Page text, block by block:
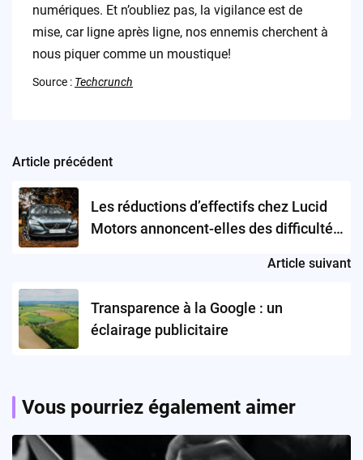
numériques. Et n’oubliez pas, la vigilance est de
mise, car ligne après ligne, nos ennemis cherchent à
nous piquer comme un moustique!
Source : Techcrunch
Post
navigation
Article précédent
Les réductions d’effectifs chez Lucid
Motors annoncent-elles des difficultés
Article suivant
Transparence à la Google : un
éclairage publicitaire
Vous pourriez également aimer